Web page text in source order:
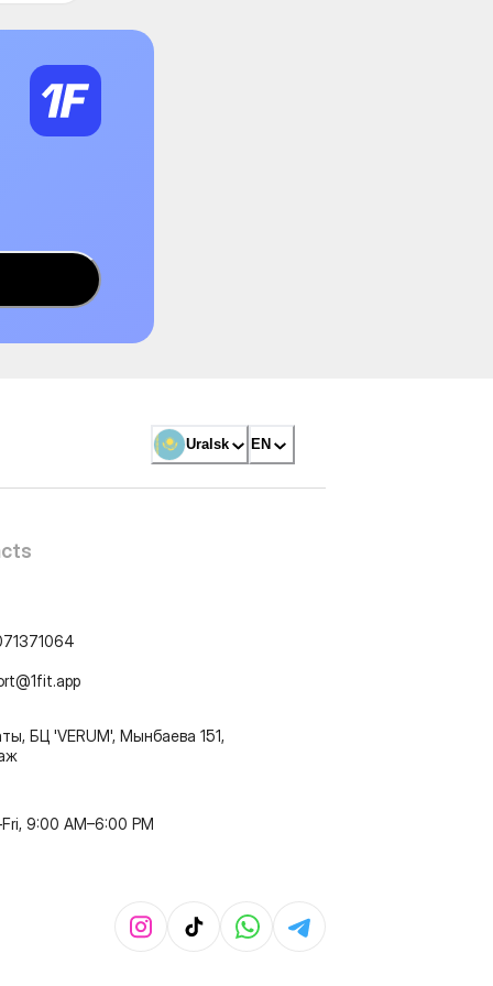
Uralsk EN
БЦ 'VERUM', Мынбаева 151,
9:00 AM–6:00 PM